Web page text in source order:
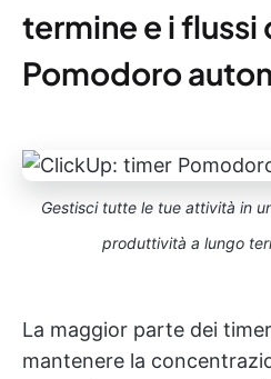
termine e i flussi
Pomodoro
Gestisci tutte le tue attività in
produttività a lungo
La maggior parte dei
mantenere la